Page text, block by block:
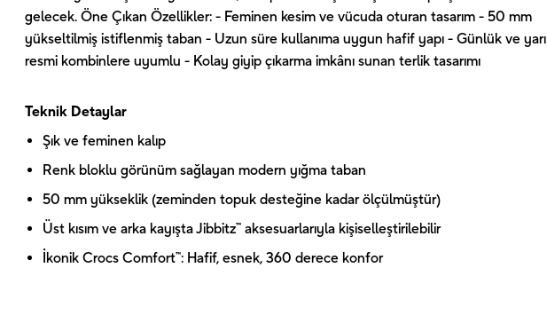
gelecek. Öne Çıkan Özellikler: - Feminen kesim ve vücuda oturan tasarım - 50 mm
yükseltilmiş istiflenmiş taban - Uzun süre kullanıma uygun hafif yapı - Günlük ve yarı
resmi kombinlere uyumlu - Kolay giyip çıkarma imkânı sunan terlik tasarımı
Teknik Detaylar
Şık ve feminen kalıp
Renk bloklu görünüm sağlayan modern yığma taban
50 mm yükseklik (zeminden topuk desteğine kadar ölçülmüştür)
Üst kısım ve arka kayışta Jibbitz™ aksesuarlarıyla kişiselleştirilebilir
İkonik Crocs Comfort™: Hafif, esnek, 360 derece konfor